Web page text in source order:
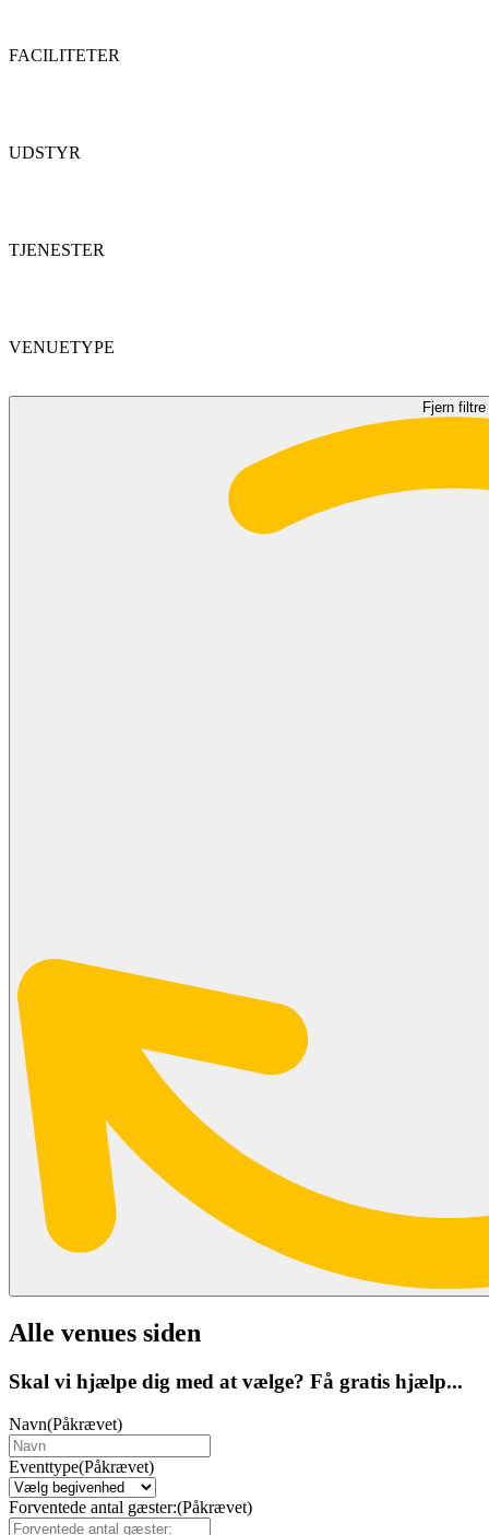
FACILITETER
UDSTYR
TJENESTER
VENUETYPE
Fjern filtre
Alle venues siden
Skal vi hjælpe dig med at vælge? Få gratis hjælp...
Navn(Påkrævet)
Eventtype(Påkrævet)
Forventede antal gæster:(Påkrævet)